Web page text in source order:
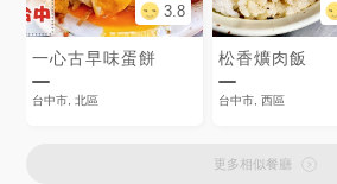
3.8
一心古早味蛋餅
台中市, 北區
松香爌肉飯
台中市, 西區
更多相似餐廳